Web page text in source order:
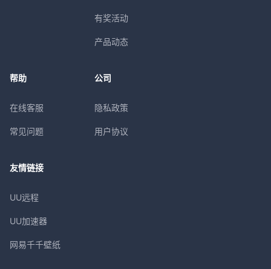
有奖活动
产品动态
帮助
在线客服
常见问题
公司
隐私政策
用户协议
友情链接
UU远程
UU加速器
网易千千壁纸